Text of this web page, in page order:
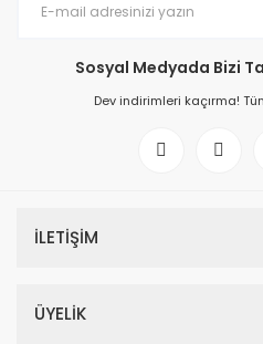
Sosyal Medyada Bizi
Dev indirimleri kaçırma!
İLETİŞİM
ÜYELİK